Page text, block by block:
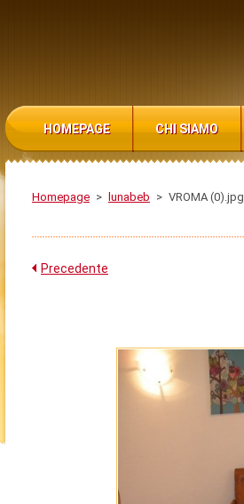
Homepage > lunabeb > VROMA (0).jpg
Precedente
HOMEPAGE CHI SIAMO